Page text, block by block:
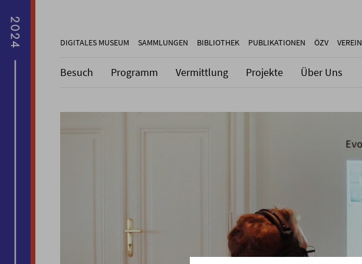
DIGITALES MUSEUM SAMMLUNGEN BIBLIOTHEK PUBLIKATIONEN ÖZV VEREIN
Besuch Programm Vermittlung Projekte Über Uns